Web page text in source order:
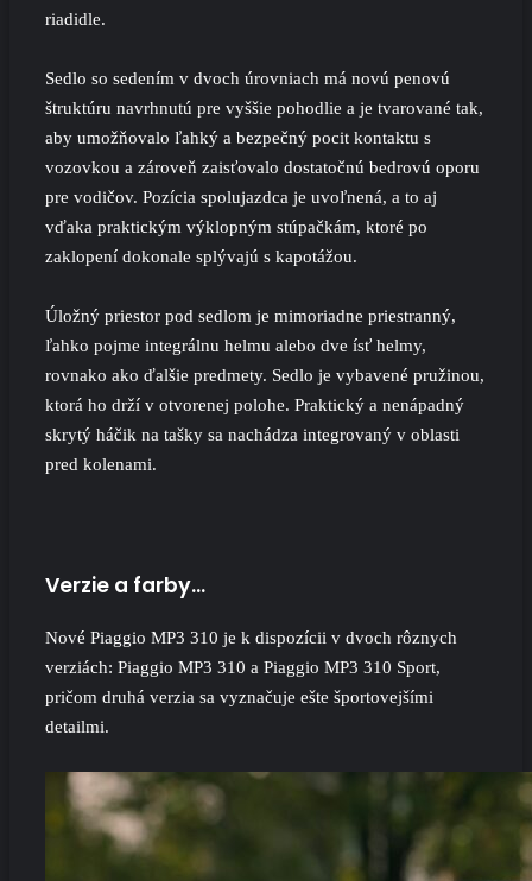
riadidle.
Sedlo so sedením v dvoch úrovniach má novú penovú
štruktúru navrhnutú pre vyššie pohodlie a je tvarované tak,
aby umožňovalo ľahký a bezpečný pocit kontaktu s
vozovkou a zároveň zaisťovalo dostatočnú bedrovú oporu
pre vodičov. Pozícia spolujazdca je uvoľnená, a to aj
vďaka praktickým výklopným stúpačkám, ktoré po
zaklopení dokonale splývajú s kapotážou.
Úložný priestor pod sedlom je mimoriadne priestranný,
ľahko pojme integrálnu helmu alebo dve ísť helmy,
rovnako ako ďalšie predmety. Sedlo je vybavené pružinou,
ktorá ho drží v otvorenej polohe. Praktický a nenápadný
skrytý háčik na tašky sa nachádza integrovaný v oblasti
pred kolenami.
Verzie a farby…
Nové Piaggio MP3 310 je k dispozícii v dvoch rôznych
verziách: Piaggio MP3 310 a Piaggio MP3 310 Sport,
pričom druhá verzia sa vyznačuje ešte športovejšími
detailmi.